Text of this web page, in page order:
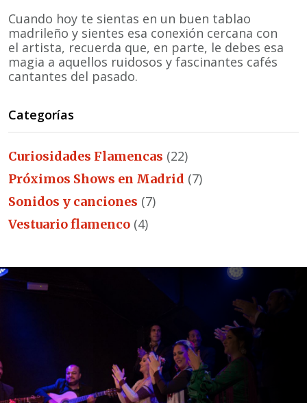
Cuando hoy te sientas en un buen tablao
madrileño y sientes esa conexión cercana con
el artista, recuerda que, en parte, le debes esa
magia a aquellos ruidosos y fascinantes cafés
cantantes del pasado.
Categorías
Curiosidades Flamencas (22)
Próximos Shows en Madrid (7)
Sonidos y canciones (7)
Vestuario flamenco (4)